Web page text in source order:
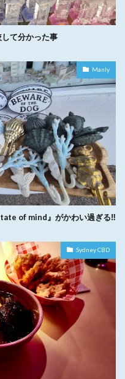
て分かった事
Manly
of mind』がかわい過ぎる‼︎
Sydney CBD